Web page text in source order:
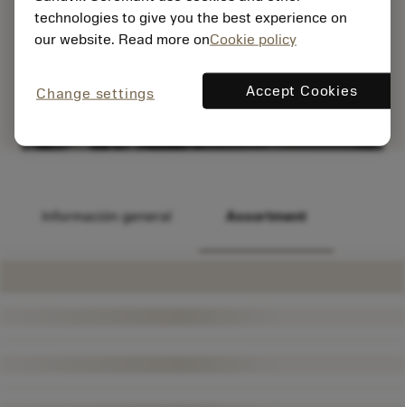
Información general Assortment
technologies to give you the best experience on
our website. Read more onCookie policy
Change settings Accept Cookies